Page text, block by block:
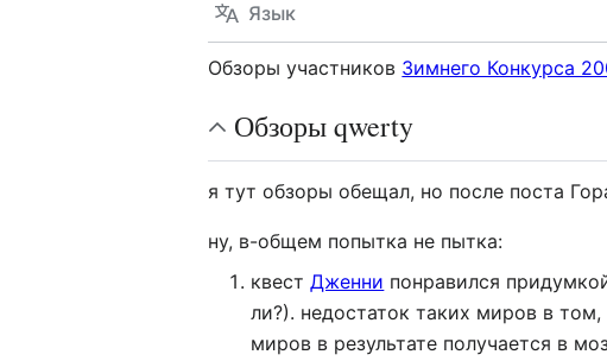
Язык
Обзоры участников Зимнего Конкурса
Обзоры qwerty
я тут обзоры обещал, но после поста
ну, в-общем попытка не пытка:
квестДженни понравился
ли?). недостаток таких миров в
миров в результате получается в